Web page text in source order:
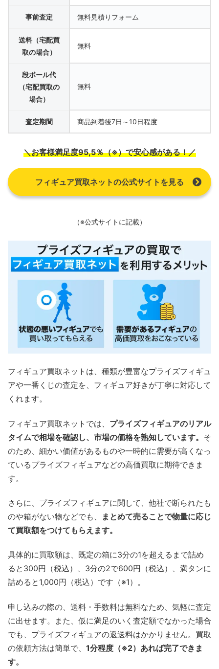
事前査定 無料見積りフォーム
送料（宅配買
取の場合）
無料
段ボール代
（宅配買取の
場合）
無料
査定期間 商品到着後7日～10日程度
＼お客様満足度95,5％（※）で安心感がある！／
フィギュア買取ネットの公式サイトを見る
（※公式サイトに記載）
フィギュア買取ネットは、種類が豊富なプライズフィギュ
アや一番くじの査定を、フィギュア好きが丁寧に対応して
くれます。
フィギュア買取ネットでは、 プライズフィギュアのリアル
タイムで相場を確認し、市場の価格を熟知しています。 そ
のため、細かい価値があるものや一時的に需要が高くなっ
ているプライズフィギュアなどの高価買取に期待できま
す。
さらに、プライズフィギュアに関して、他社で断られたも
のや箱がない物などでも、
まとめて売ることで物量に応じ
て買取額をつけてもらえます。
具体的に買取額は、既定の箱に3分の1を超えるまで詰め
ると300円（税込）、3分の2で600円（税込）、満タンに
詰めると1,000円（税込）です（※1）。
申し込みの際の、送料・手数料は無料なため、気軽に査定
に出せます。また、仮に満足のいく査定額でなかった場合
でも、プライズフィギュアの返送料はかかりません。買取
の依頼方法は簡単で、 1分程度（※2）あれば完了できま
す。